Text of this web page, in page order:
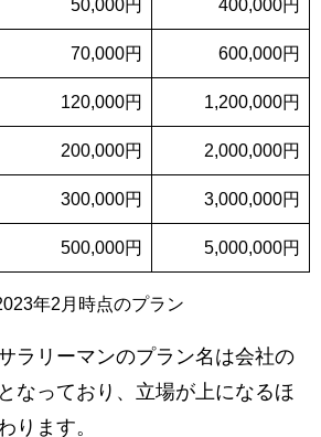
50,000円 400,000円
70,000円 600,000円
120,000円 1,200,000円
200,000円 2,000,000円
300,000円 3,000,000円
500,000円 5,000,000円
年2月時点のプラン
ラリーマンのプラン名は会社の
なっており、立場が上になるほ
ります。